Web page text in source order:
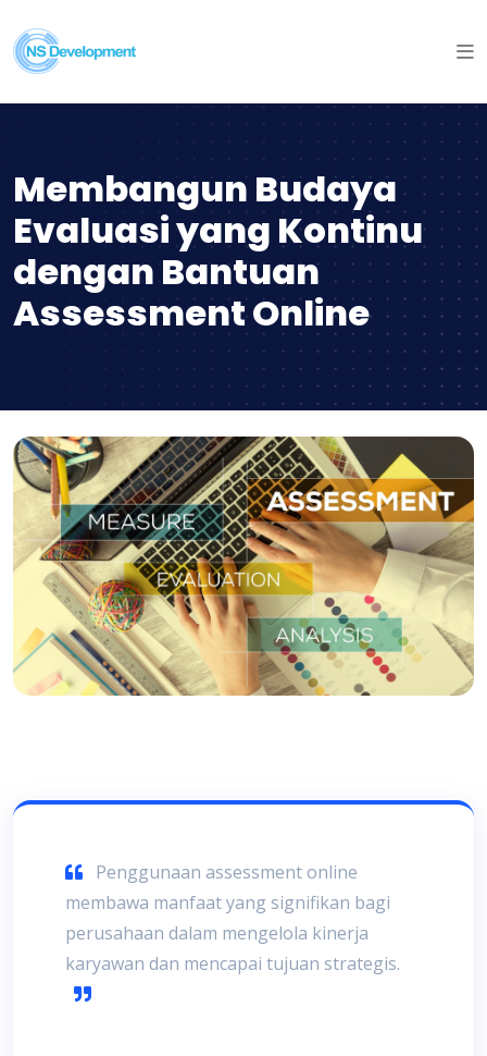
Membangun Budaya
Evaluasi yang Kontinu
dengan Bantuan
Assessment Online
Penggunaan assessment online
membawa manfaat yang signifikan bagi
perusahaan dalam mengelola kinerja
karyawan dan mencapai tujuan strategis.